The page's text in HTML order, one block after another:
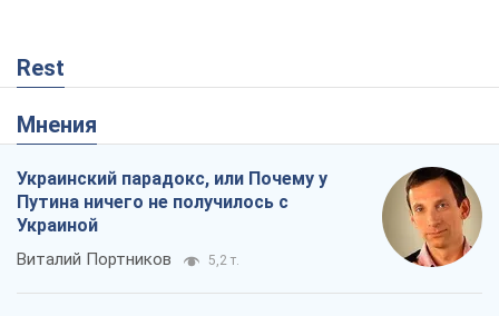
Rest
Мнения
Украинский парадокс, или Почему у
Путина ничего не получилось с
Украиной
Виталий Портников 5,2 т.